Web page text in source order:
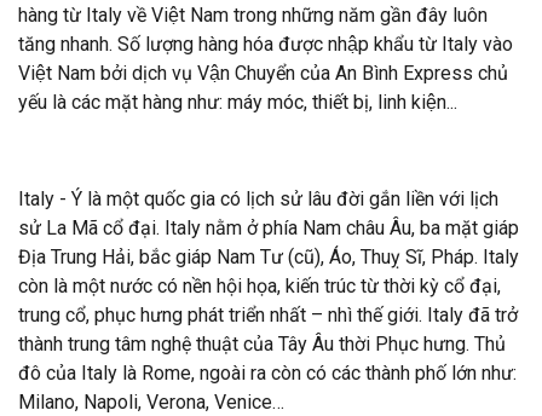
hàng từ Italy về Việt Nam trong những năm gần đây luôn
tăng nhanh. Số lượng hàng hóa được nhập khẩu từ Italy vào
Việt Nam bởi dịch vụ Vận Chuyển của An Bình Express chủ
yếu là các mặt hàng như: máy móc, thiết bị, linh kiện...
Italy - Ý là một quốc gia có lịch sử lâu đời gắn liền với lịch
sử La Mã cổ đại. Italy nằm ở phía Nam châu Âu, ba mặt giáp
Địa Trung Hải, bắc giáp Nam Tư (cũ), Áo, Thuỵ Sĩ, Pháp. Italy
còn là một nước có nền hội họa, kiến trúc từ thời kỳ cổ đại,
trung cổ, phục hưng phát triển nhất – nhì thế giới. Italy đã trở
thành trung tâm nghệ thuật của Tây Âu thời Phục hưng. Thủ
đô của Italy là Rome, ngoài ra còn có các thành phố lớn như:
Milano, Napoli, Verona, Venice…